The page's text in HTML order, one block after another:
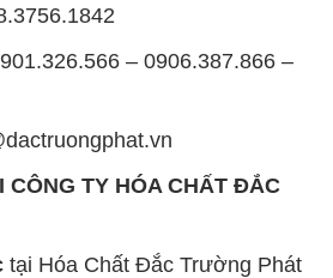
– 0906.387.866 –
CÔNG TY HÓA CHẤT ĐẮC
tại Hóa Chất Đắc Trường Phát